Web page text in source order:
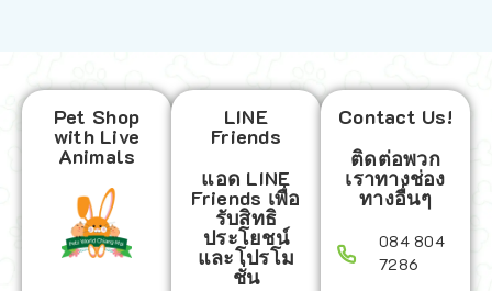
Pet Shop
with Live
Animals
LINE
Friends
แอด LINE
Friends เพื่อ
รับสิทธิ
ประโยชน์
และโปรโม
ชั่น
Contact Us!
ติดต่อพวก
เราทางช่อง
ทางอื่นๆ
084 804
7286